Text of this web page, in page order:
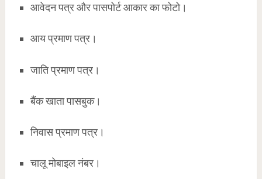
आवेदन पत्र और पासपोर्ट आकार का फोटो।
आय प्रमाण पत्र।
जाति प्रमाण पत्र।
बैंक खाता पासबुक।
निवास प्रमाण पत्र।
चालू मोबाइल नंबर।